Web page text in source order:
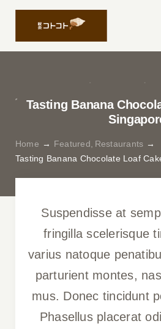
Skip
content
About
Menu
Profile
Tasting Banana
Home Featured Restaurants
Tasting Banana Chocolate Loaf
Suspendisse at
fringilla scelerisque
varius natoque
parturient montes,
mus. Donec tincidunt
Phasellus placerat